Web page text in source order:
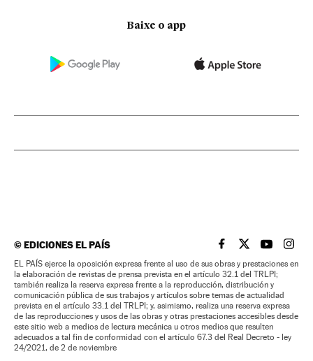
Baixe o app
©EDICIONES EL PAÍS EL PAÍS BRASIL EN
EL PAÍSEL PAÍS
EL
EL PAÍS ejerce la oposición expresa frente al uso de sus obras y prestaciones en
la elaboración de revistas de prensa prevista en el artículo 32.1 del TRLPI;
también realiza la reserva expresa frente a la reproducción, distribución y
comunicación pública de sus trabajos y artículos sobre temas de actualidad
prevista en el artículo 33.1 del TRLPI; y, asimismo, realiza una reserva expresa
de las reproducciones y usos de las obras y otras prestaciones accesibles desde
este sitio web a medios de lectura mecánica u otros medios que resulten
adecuados a tal fin de conformidad con el artículo 67.3 del Real Decreto - ley
24/2021, de 2 de noviembre